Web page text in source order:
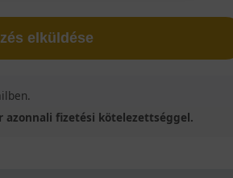
elküldése
azonnali fizetési kötelezettséggel.